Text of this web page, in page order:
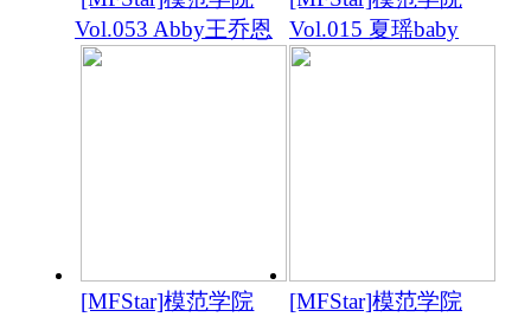
Vol.053 Abby王乔恩
Vol.015 夏瑶baby
[MFStar]模范学院
[MFStar]模范学院